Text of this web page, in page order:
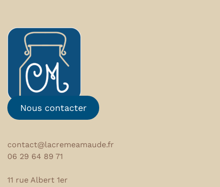
Nous contacter
contact@lacremeamaude.fr
06 29 64 89 71
11 rue Albert 1er